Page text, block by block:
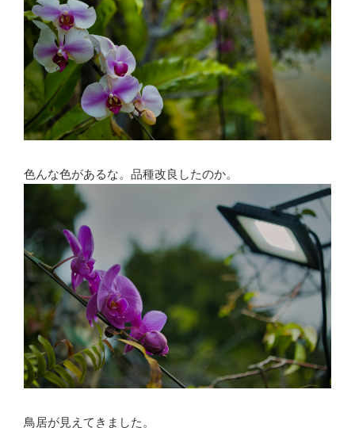
色んな色があるな。品種改良したのか。
鳥居が見えてきました。